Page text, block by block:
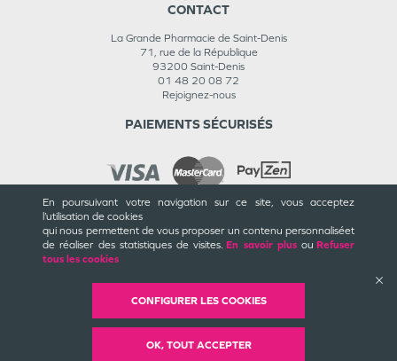
En poursuivant votre navigation sur ce site, vous acceptez
l’utilisation de cookies
qui nous permettent de vous proposer un contenu personnaliséet
de réaliser des statistiques de visites. En savoir plusou Refuser
tous les cookies
CONFIGURER LES COOKIES
OK, TOUT ACCEPTER
CONTACT
La Grande Pharmacie de Saint-Denis
71, rue de la République
93200 Saint-Denis
01 48 20 08 72
Rejoignez-nous
CGU / CGV
Rappels de produits
Création2018-2026
PAIEMENTS SÉCURISÉS